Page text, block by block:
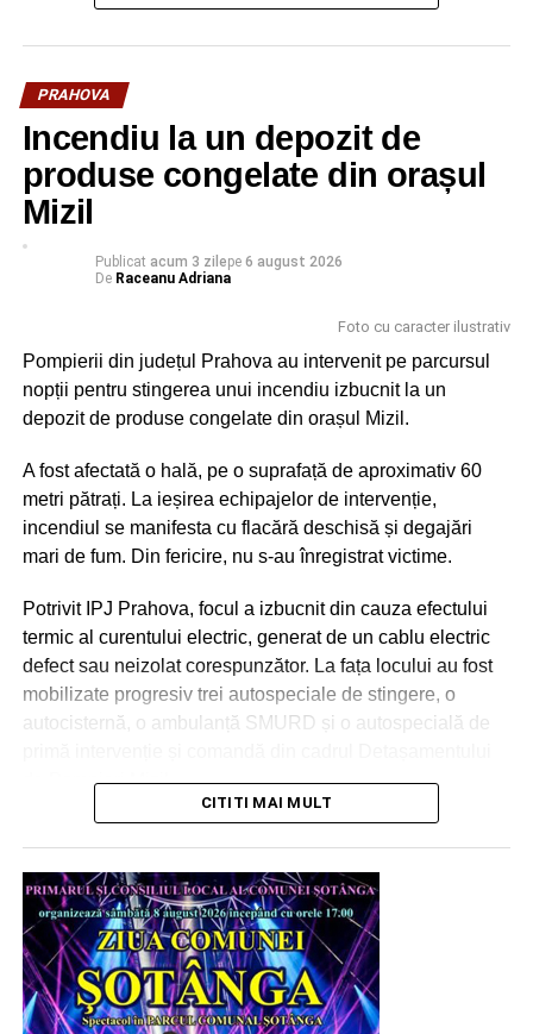
PRAHOVA
Incendiu la un depozit de
produse congelate din orașul
Mizil
Publicat acum 3 zilepe 6 august 2026
De Raceanu Adriana
Foto cu caracter ilustrativ
Pompierii din județul Prahova au intervenit pe parcursul
nopții pentru stingerea unui incendiu izbucnit la un
depozit de produse congelate din orașul Mizil.
A fost afectată o hală, pe o suprafață de aproximativ 60
metri pătrați. La ieșirea echipajelor de intervenție,
incendiul se manifesta cu flacără deschisă și degajări
mari de fum. Din fericire, nu s-au înregistrat victime.
Potrivit IPJ Prahova, focul a izbucnit din cauza efectului
termic al curentului electric, generat de un cablu electric
defect sau neizolat corespunzător. La fața locului au fost
mobilizate progresiv trei autospeciale de stingere, o
autocisternă, o ambulanță SMURD și o autospecială de
de Pompieri Mizil.
CITITI MAI MULT